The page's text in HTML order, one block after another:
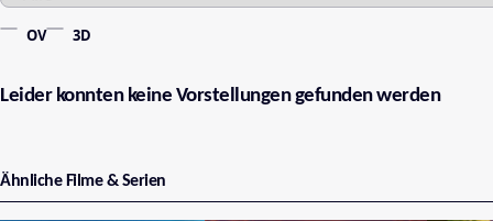
OV 3D
Leider konnten keine Vorstellungen gefunden werden
Ähnliche Filme & Serien